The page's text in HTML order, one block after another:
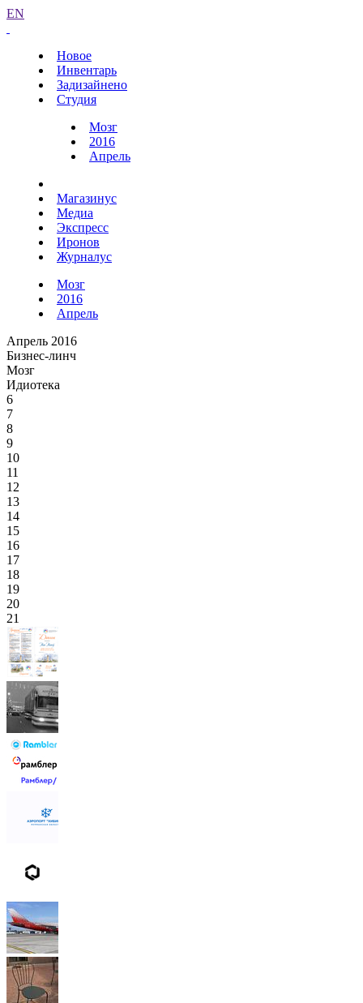
EN
Новое
Инвентарь
Задизайнено
Студия
Мозг
2016
Апрель
Магазинус
Медиа
Экспресс
Иронов
Журналус
Мозг
2016
Апрель
Апрель 2016
Бизнес-линч
Мозг
Идиотека
6
7
8
9
10
11
12
13
14
15
16
17
18
19
20
21